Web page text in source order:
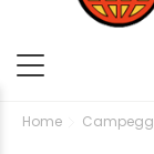
Home